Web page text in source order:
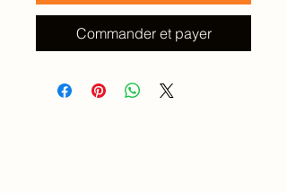
Commander et payer